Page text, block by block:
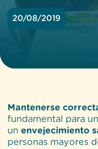
20/08/2019
Mantenerse
fundamental para
un envejecimiento
personas mayores